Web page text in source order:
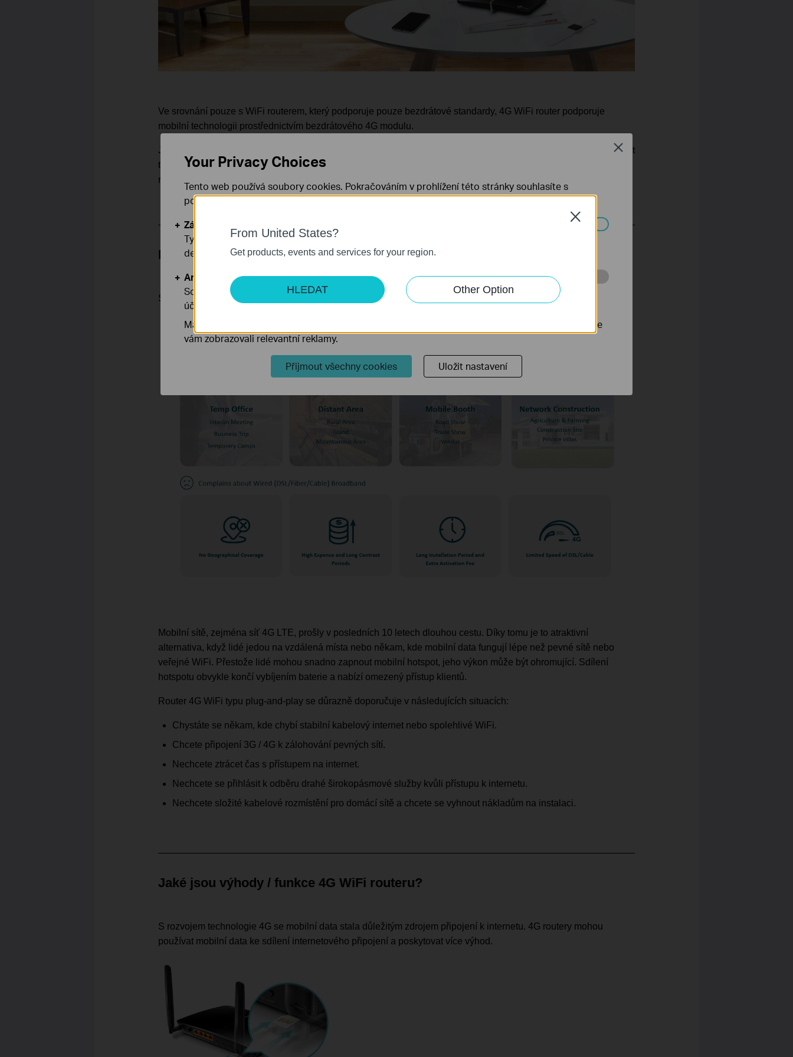
Ve srovnání pouze s WiFi routerem, který podporuje pouze bezdrátové standardy, 4G WiFi router podporuje
mobilní technologii prostřednictvím bezdrátového 4G modulu.
Jakmile připojíte micro SIM kartu s datovým tarifem, může router komunikovat s okolními mobilními vysílači a získat
tak přístup k internetu a vygenerovat spolehlivý WiFi signál. Tento přístup k internetu můžete snadno sdílet s
rodinou a přáteli.
Potřebuji 4G WiFi router?
Samozřejmě, zda potřebujete 4G WiFi router nebo ne, záleží na vaší situaci.
Mobilní sítě, zejména síť 4G LTE, prošly v posledních 10 letech dlouhou cestu. Díky tomu je to atraktivní
alternativa, když lidé jedou na vzdálená místa nebo někam, kde mobilní data fungují lépe než pevné sítě nebo
veřejné WiFi. Přestože lidé mohou snadno zapnout mobilní hotspot, jeho výkon může být ohromující. Sdílení
hotspotu obvykle končí vybíjením baterie a nabízí omezený přístup klientů.
Router 4G WiFi typu plug-and-play se důrazně doporučuje v následujících situacích:
Chystáte se někam, kde chybí stabilní kabelový internet nebo spolehlivé WiFi.
Chcete připojení 3G / 4G k zálohování pevných sítí.
Nechcete ztrácet čas s přístupem na internet.
Nechcete se přihlásit k odběru drahé širokopásmové služby kvůli přístupu k internetu.
Nechcete složité kabelové rozmístění pro domácí sítě a chcete se vyhnout nákladům na instalaci.
Jaké jsou výhody / funkce 4G WiFi routeru?
S rozvojem technologie 4G se mobilní data stala důležitým zdrojem připojení k internetu. 4G routery mohou
používat mobilní data ke sdílení internetového připojení a poskytovat více výhod.
From United States?
Get products, events and services for your region.
HLEDAT Other Option
Close
Your Privacy Choices
Tento web používá soubory cookies. Pokračováním v prohlížení této stránky souhlasíte s
používáním našich cookies.Již nezobrazovatZjistit více.
Základní cookies
Tyto cookies jsou nezbytné pro fungování webových stránek a nelze je ve vašich systémech
deaktivovat.
Analytické a marketingové cookies
Soubory cookie pro nám umožňují analyzovat vaše aktivity na našich webových stránkách za
účelem zlepšení a přizpůsobení jejich funkčnosti.
Marketingové soubory cookie mohou prostřednictvím našich webových stránek nastavit, aby se
vám zobrazovali relevantní reklamy.
Přijmout všechny cookies Uložit nastavení
Close